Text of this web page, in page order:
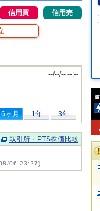
信用買 信用売
--/--/-- --:--
6ヶ月 1年 3年
取引所・PTS株価比較
06 23:27)